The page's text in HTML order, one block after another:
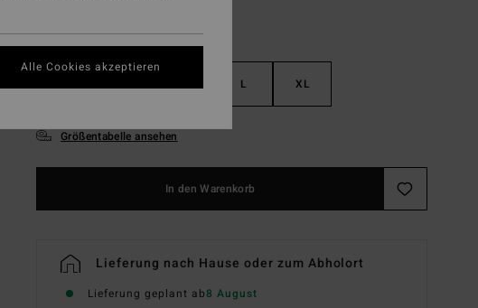
L XL
Größentabelle ansehen
In den Warenkorb
Lieferung nach Hause oder zum Abholort
Lieferung geplant ab8 August
Alle Cookies akzeptieren